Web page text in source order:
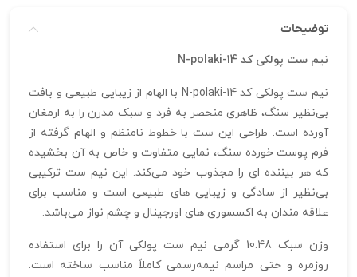
توضیحات
نیم ست پولکی کد N-polaki-14
نیم ست پولکی کد N-polaki-14 با الهام از زیبایی طبیعی و بافت
بی‌نظیر سنگ، ظاهری منحصر به فرد و سبک مدرن را به ارمغان
آورده است. طراحی این ست با خطوط نامنظم و الهام‌ گرفته از
فرم پوست خورده سنگ، نمایی متفاوت و خاص به آن بخشیده
که هر بیننده‌ ای را مجذوب خود می‌کند. این نیم‌ ست ترکیبی
بی‌نظیر از سادگی و زیبایی‌ های طبیعی است و مناسب برای
علاقه‌ مندان به اکسسوری‌ های اورجینال و چشم‌ نواز می‌باشد.
وزن سبک 10.48 گرمی نیم ست پولکی آن را برای استفاده
روزمره و حتی مراسم نیمه‌رسمی کاملاً مناسب ساخته است.